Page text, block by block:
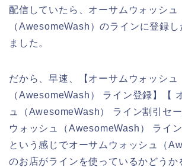
配信していたら、オーサムウォッシュ
（AwesomeWash）のラインに登録
ました。
だから、早速、【オーサムウォッシュ
（AwesomeWash） ライン登録】【
ュ（AwesomeWash） ライン割引セ
ウォッシュ（AwesomeWash） ライン
という感じでオーサムウォッシュ（
のお店がラインを使っているかどうか